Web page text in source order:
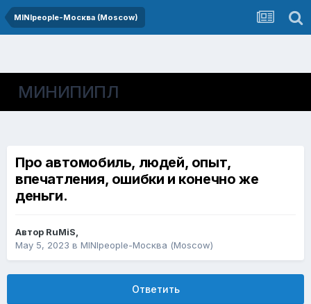
MINIpeople-Москва (Moscow)
МИНИПИПЛ
Про автомобиль, людей, опыт,
впечатления, ошибки и конечно же
деньги.
Автор RuMiS,
May 5, 2023 в MINIpeople-Москва (Moscow)
Ответить